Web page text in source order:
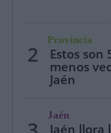
2
Provincia
Estos son
menos
Jaén
Jaén
Jaén llora